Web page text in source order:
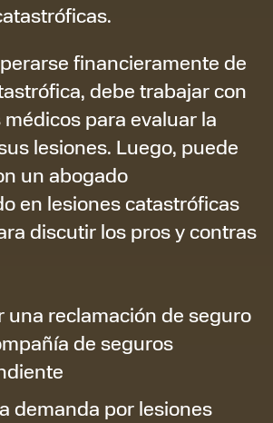
financieramente de
debe trabajar con
para evaluar la
lesiones. Luego, puede
un abogado
en lesiones catastróficas
discutir los pros y contras
una reclamación de seguro
de seguros
demanda por lesiones